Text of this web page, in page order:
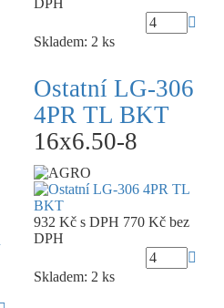
DPH
Skladem: 2 ks
Ostatní LG-306
4PR TL BKT
16x6.50-8
932 Kč s DPH 770 Kč bez
DPH
Skladem: 2 ks